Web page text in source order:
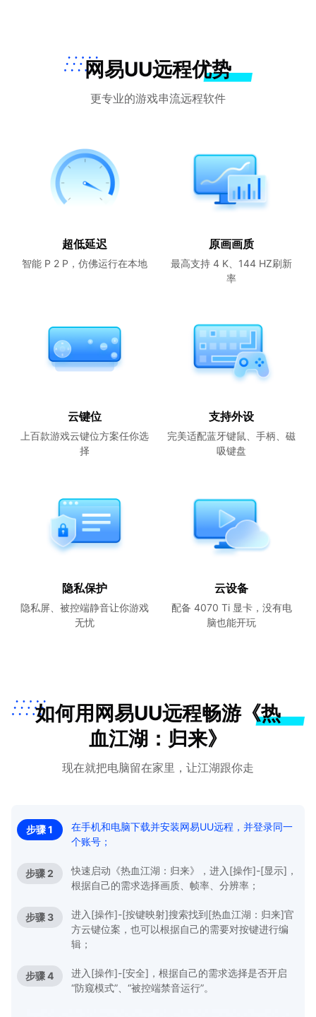
网易UU远程优势
更专业的游戏串流远程软件
超低延迟
智能 P 2 P，仿佛运行在本地
原画画质
最高支持 4 K、144 HZ刷新
率
云键位
上百款游戏云键位方案任你选
择
支持外设
完美适配蓝牙键鼠、手柄、磁
吸键盘
隐私保护
隐私屏、被控端静音让你游戏
无忧
云设备
配备 4070 Ti 显卡，没有电
脑也能开玩
如何用网易UU远程畅游《热
血江湖：归来》
现在就把电脑留在家里，让江湖跟你走
步骤 1
在手机和电脑下载并安装网易UU远程，并登录同一
个账号；
步骤 2
快速启动《热血江湖：归来》，进入[操作]-[显示]，
根据自己的需求选择画质、帧率、分辨率；
步骤 3
进入[操作]-[按键映射]搜索找到[热血江湖：归来]官
方云键位案，也可以根据自己的需要对按键进行编
辑；
步骤 4
进入[操作]-[安全]，根据自己的需求选择是否开启
“防窥模式”、“被控端禁音运行”。